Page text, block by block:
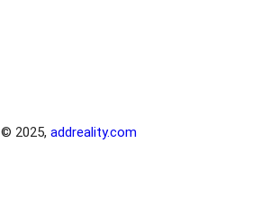
© 2025, addreality.com